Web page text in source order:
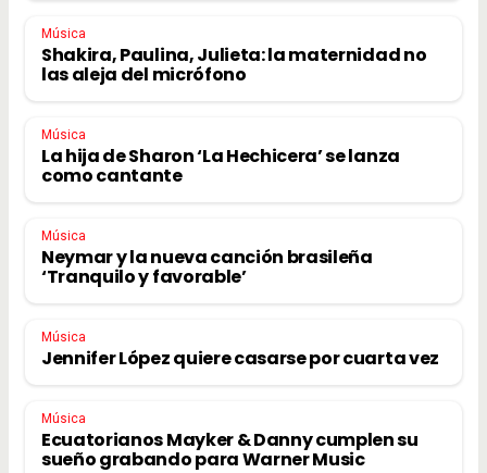
Música
Shakira, Paulina, Julieta: la maternidad no
las aleja del micrófono
Música
La hija de Sharon ‘La Hechicera’ se lanza
como cantante
Música
Neymar y la nueva canción brasileña
‘Tranquilo y favorable’
Música
Jennifer López quiere casarse por cuarta vez
Música
Ecuatorianos Mayker & Danny cumplen su
sueño grabando para Warner Music